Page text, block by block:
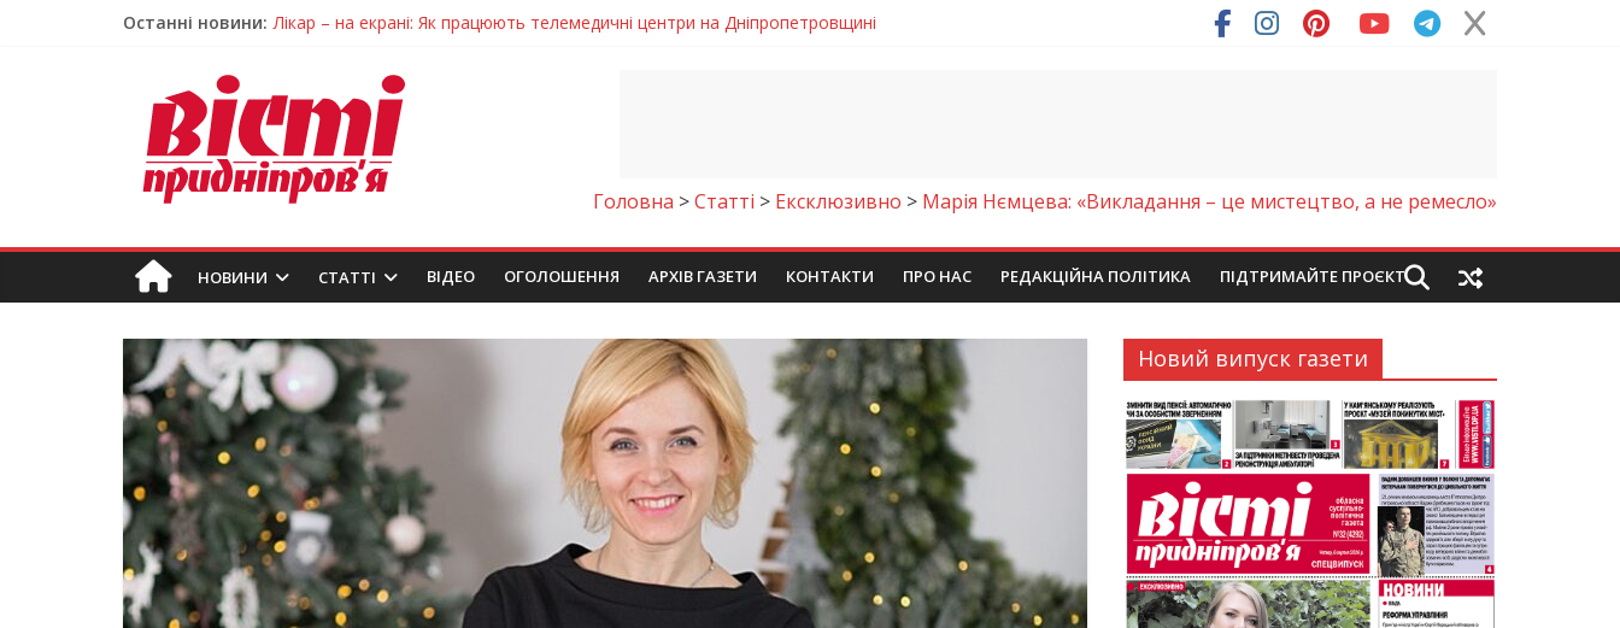
Останні новини: Лікар – на екрані: Як працюють телемедичні центри на Дніпропетровщині
Пошуки тривають: на Дніпропетровщині досліджують місце розташування легендарного монастиря (Фото)
Ветерани Дніпропетровщини отримують шанс на власне житло
Говорити про воду без паніки: чому важлива правильна комунікація
Головна >Cтаттi > Ексклюзивно > Марія Нємцева: «Викладання – це мистецтво, а не ремесло»
НОВИНИ СТАТТІ ВIДЕО ОГОЛОШЕННЯ АРХІВ ГАЗЕТИ КОНТАКТИ ПРО НАС РЕДАКЦІЙНА ПОЛІТИКА ПІДТРИМАЙТЕ ПРОЄКТ
Новий випуск газети